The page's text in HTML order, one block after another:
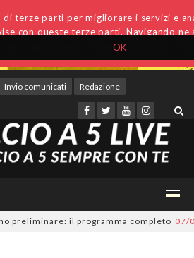
OK
terze parti per migliorare i servizi e
con queste terze parti. Navigando
Invio comunicati Redazione
il programma completo 07/08/